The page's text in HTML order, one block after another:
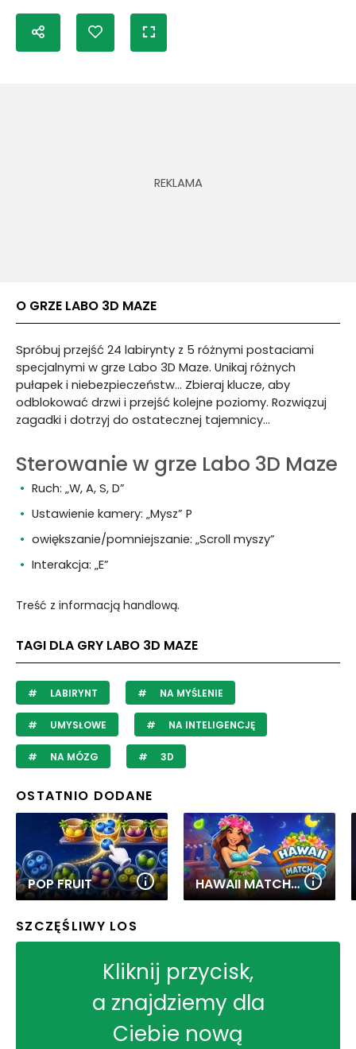
O GRZE LABO 3D MAZE
Spróbuj przejść 24 labirynty z 5 różnymi postaciami
specjalnymi w grze Labo 3D Maze. Unikaj różnych
pułapek i niebezpieczeństw... Zbieraj klucze, aby
odblokować drzwi i przejść kolejne poziomy. Rozwiązuj
zagadki i dotrzyj do ostatecznej tajemnicy...
Sterowanie w grze Labo 3D Maze
Ruch: „W, A, S, D”
Ustawienie kamery: „Mysz” P
owiększanie/pomniejszanie: „Scroll myszy”
Interakcja: „E”
Treść z informacją handlową.
TAGI DLA GRY LABO 3D MAZE
LABIRYNT NA MYŚLENIE
UMYSŁOWE NA INTELIGENCJĘ
NA MÓZG 3D
OSTATNIO DODANE
POP FRUIT HAWAII MATCH 6
SZCZĘŚLIWY LOS
Kliknij przycisk,
a znajdziemy dla
Ciebie nową